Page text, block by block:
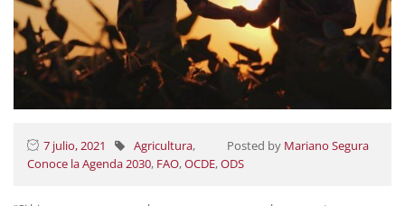
7 julio, 2021 Posted by Mariano Segura
Agricultura,
Conoce la Agenda 2030, FAO,OCDE,ODS